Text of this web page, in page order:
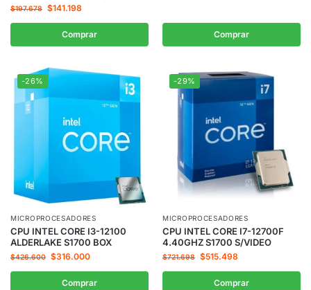
$197.678 $141.198
Comprar Comprar
-26%
MICROPROCESADORES
CPU INTEL CORE I3-12100
ALDERLAKE S1700 BOX
$426.600 $316.000
Comprar
-29%
MICROPROCESADORES
CPU INTEL CORE I7-12700F
4.40GHZ S1700 S/VIDEO
$721.698 $515.498
Comprar